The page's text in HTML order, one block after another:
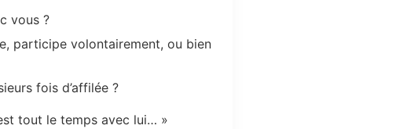
vous ?
participe volontairement, ou bien
fois d’affilée ?
tout le temps avec lui… »